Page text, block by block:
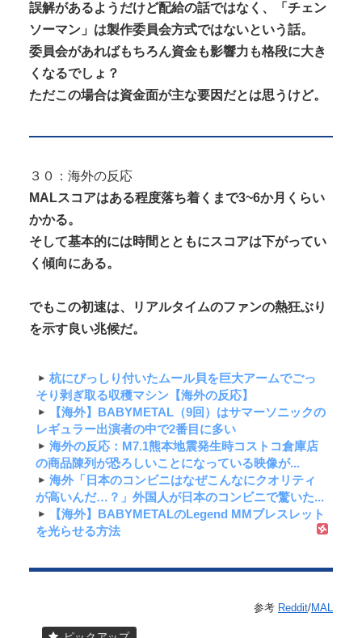
誤解があるようだけど配給の話ではなく、「チェン
ソーマン」は製作委員会方式ではないという話。
委員会があればもちろん資金も影響力も格段に大き
くなるでしょ？
ただこの場合は資金面が主な要因だとは思うけど。
３０：海外の反応
MALスコアはある程度落ち着くまで3~6か月くらい
かかる。
そして基本的には時間とともにスコアは下がってい
く傾向にある。
でもこの初速は、リアルタイムのファンの熱狂ぶり
を示す良い兆候だ。
杭にびっしり付いたムール貝を巨大アームでごっ
そり剥ぎ取る収穫マシン【海外の反応】
【海外】BABYMETAL（9回）はサマーソニックの
レギュラー出演者の中で2番目に多い
海外の反応：M7.1熊本地震発生時コストコ倉庫店
の商品陳列が恐ろしいことになっている映像が...
海外「日本のコンビニはなぜこんなにクオリティ
が高いんだ…？」外国人が日本のコンビニで驚いた...
【海外】BABYMETALのLegend MMブレスレット
を光らせる方法
参考 Reddit/MAL